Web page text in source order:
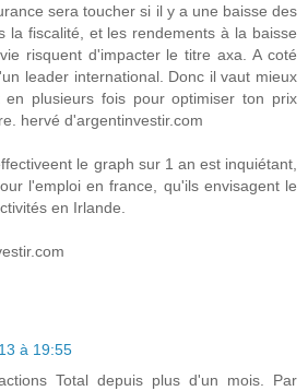
sera toucher si il y a une baisse des
la fiscalité, et les rendements à la baisse
risquent d'impacter le titre axa. A coté
leader international. Donc il vaut mieux
en plusieurs fois pour optimiser ton prix
hervé d'argentinvestir.com
le graph sur 1 an est inquiétant,
l'emploi en france, qu'ils envisagent le
en Irlande.
à 19:55
Total depuis plus d'un mois. Par